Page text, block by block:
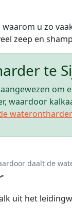
u zo
zeep en
te
om
waardoor
daalt de
uit het